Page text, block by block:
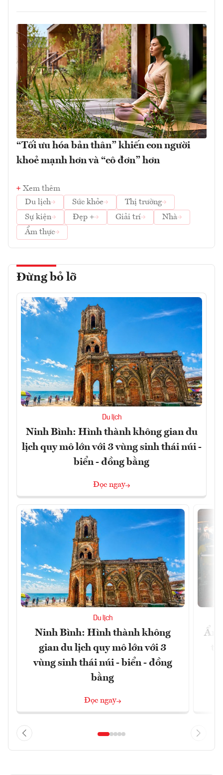
“Tối ưu hóa bản thân” khiến con người
khoẻ mạnh hơn và “cô đơn” hơn
Xem thêm
Du lịch
Sức khỏe
Thị trường
Sự kiện
Đẹp + Giải trí
Nhà
Ẩm thực
Đừng bỏ lỡ
Du lịch
Ninh Bình: Hình thành không gian du
lịch quy mô lớn với 3 vùng sinh thái núi -
biển - đồng bằng
Đọc ngay
Du lịch
Ninh Bình: Hình thành không
gian du lịch quy mô lớn với 3
vùng sinh thái núi - biển - đồng
bằng
Đọc ngay
Ẩm